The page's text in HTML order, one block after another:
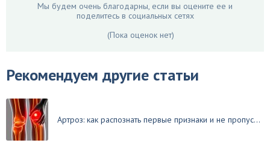
Мы будем очень благодарны, если вы оцените ее и
поделитесь в социальных сетях
(Пока оценок нет)
Рекомендуем другие статьи
Артроз: как распознать первые признаки и не пропус...